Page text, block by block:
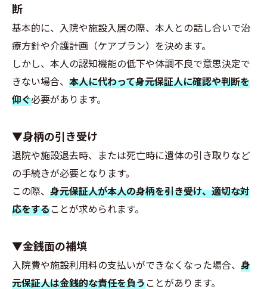
断
基本的に、入院や施設入居の際、本人との話し合いで治
療方針や介護計画（ケアプラン）を決めます。
しかし、本人の認知機能の低下や体調不良で意思決定で
きない場合、 本人に代わって身元保証人に確認や判断を
仰ぐ必要があります。
▼身柄の引き受け
退院や施設退去時、または死亡時に遺体の引き取りなど
の手続きが必要となります。
この際、 身元保証人が本人の身柄を引き受け、適切な対
応をすることが求められます。
▼金銭面の補填
入院費や施設利用料の支払いができなくなった場合、 身
元保証人は金銭的な責任を負うことがあります。